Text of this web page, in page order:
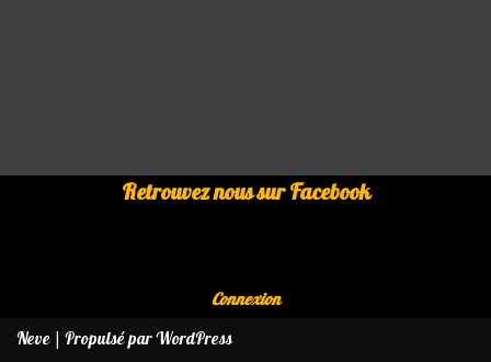
Retrouvez nous sur Facebook
Connexion
Neve | Propulsé parWordPress